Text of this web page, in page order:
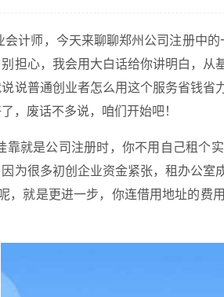
会计师，今天来聊聊郑州公司注册中
担心，我会用大白话给你讲明白，从
说普通创业者怎么用这个服务省钱
，废话不多说，咱们开始吧！
靠就是公司注册时，你不用自己租个
为很多初创企业资金紧张，租办公
，就是更进一步，你连借用地址的费